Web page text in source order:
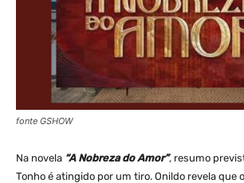
fonte GSHOW
Na novela “A Nobreza do Amor”, resumo
Tonho é atingido por um tiro. Onildo revela que